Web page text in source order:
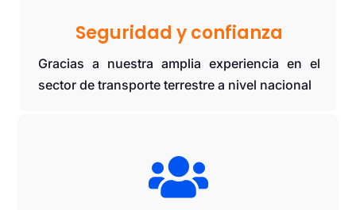
Seguridad y confianza
Gracias a nuestra amplia experiencia en el
sector de transporte terrestre a nivel nacional
